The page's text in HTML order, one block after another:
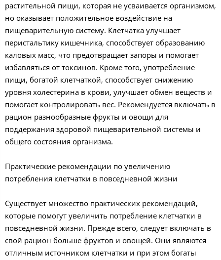
растительной пищи, которая не усваивается организмом,
но оказывает положительное воздействие на
пищеварительную систему. Клетчатка улучшает
перистальтику кишечника, способствует образованию
каловых масс, что предотвращает запоры и помогает
избавляться от токсинов. Кроме того, употребление
пищи, богатой клетчаткой, способствует снижению
уровня холестерина в крови, улучшает обмен веществ и
помогает контролировать вес. Рекомендуется включать в
рацион разнообразные фрукты и овощи для
поддержания здоровой пищеварительной системы и
общего состояния организма.
Практические рекомендации по увеличению
потребления клетчатки в повседневной жизни
Существует множество практических рекомендаций,
которые помогут увеличить потребление клетчатки в
повседневной жизни. Прежде всего, следует включать в
свой рацион больше фруктов и овощей. Они являются
отличным источником клетчатки и при этом богаты